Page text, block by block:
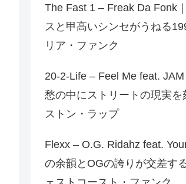
The Fast 1 – Freak Da Fonk
スと甲高いシンセがうねる
リア・ファンク
20-2-Life – Feel Me feat.
愁の中にストリートの現実を
ストン・ラップ
Flexx – O.G. Ridahz feat.
の余韻とOGの誇りが交差す